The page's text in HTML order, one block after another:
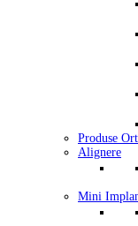
Produse
Alignere
Mini